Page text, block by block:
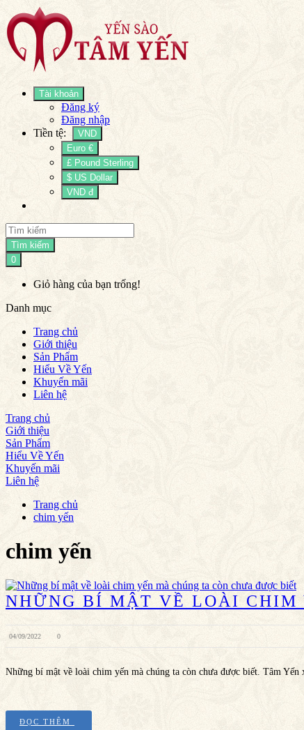
Tài khoản
Đăng ký
Đăng nhập
Tiền tệ:
VND
Euro €
£ Pound Sterling
$ US Dollar
VND đ
Tìm kiếm
0
Giỏ hàng của bạn trống!
Danh mục
Trang chủ
Giới thiệu
Sản Phẩm
Hiểu Về Yến
Khuyến mãi
Liên hệ
Trang chủ
Giới thiệu
Sản Phẩm
Hiểu Về Yến
Khuyến mãi
Liên hệ
Trang chủ
chim yến
chim yến
NHỮNG BÍ MẬT VỀ LOÀI CHIM
04/09/2022 0
Những bí mật về loài chim yến mà chúng ta còn chưa được biết. Tâm Yến
ĐỌC THÊM